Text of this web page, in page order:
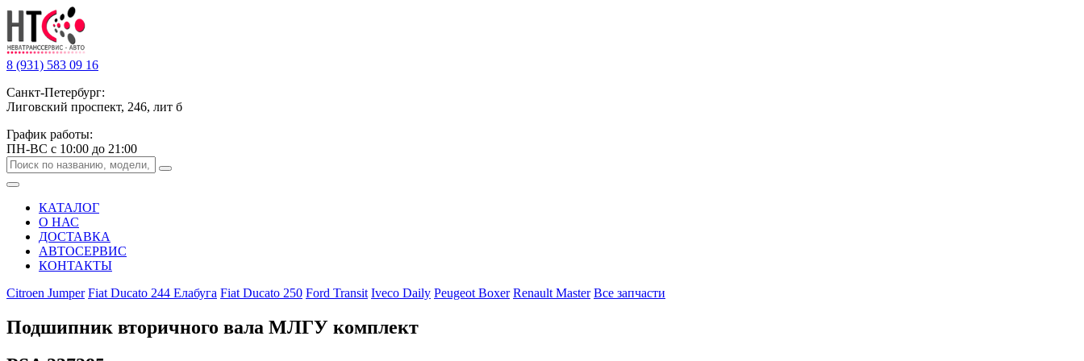
8 (931) 583 09 16
Санкт-Петербург:
Лиговский проспект, 246, лит б
График работы:
ПН-ВС с 10:00 до 21:00
КАТАЛОГ
О НАС
ДОСТАВКА
АВТОСЕРВИС
КОНТАКТЫ
Citroen Jumper Fiat Ducato 244 Елабуга Fiat Ducato 250 Ford Transit Iveco Daily Peugeot Boxer Renault Master Все запчасти
Подшипник вторичного вала МЛГУ комплект